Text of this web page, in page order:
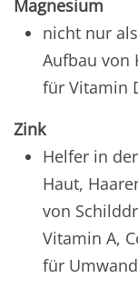
Magnesium
nicht nur
Aufbau von
für Vitamin
Zink
Helfer in
Haut,
von
Vitamin A,
für